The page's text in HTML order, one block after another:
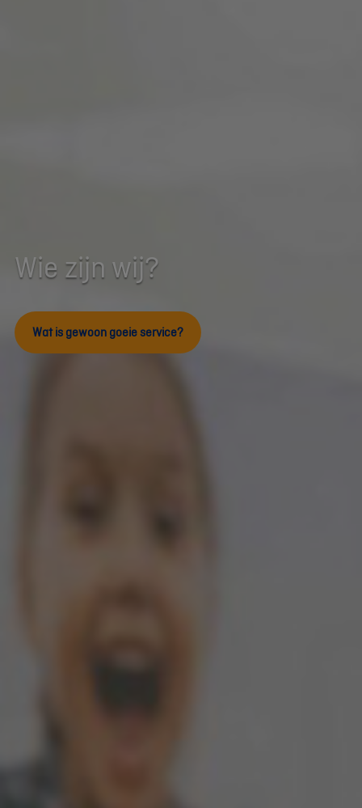
Wie zijn wij?
Wat is gewoon goeie service?